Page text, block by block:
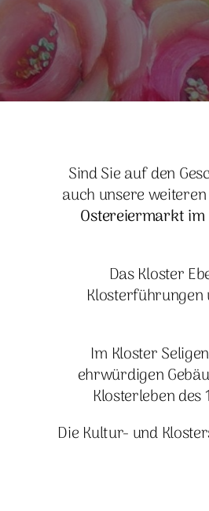
Sind Sie auf den
auch unsere weiteren
Ostereiermarkt im
Das Kloster
Klosterführungen
Im Kloster
ehrwürdigen
Klosterleben
Die Kultur- und